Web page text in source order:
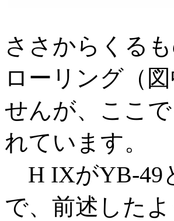
ささからくる
ローリング（
せんが、ここ
れています。
H IXがYB-49
で、前述した